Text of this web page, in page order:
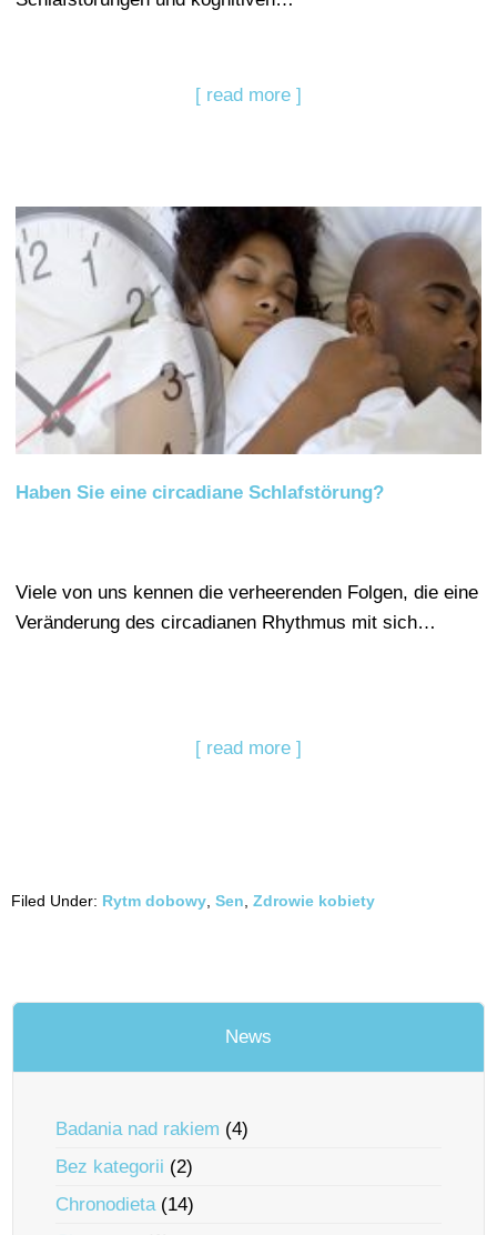
[ read more ]
Haben Sie eine circadiane Schlafstörung?
Viele von uns kennen die verheerenden Folgen, die eine
Veränderung des circadianen Rhythmus mit sich…
[ read more ]
Filed Under: Rytm dobowy Sen Zdrowie kobiety
News
Badania nad rakiem (4)
Bez kategorii (2)
Chronodieta(14)